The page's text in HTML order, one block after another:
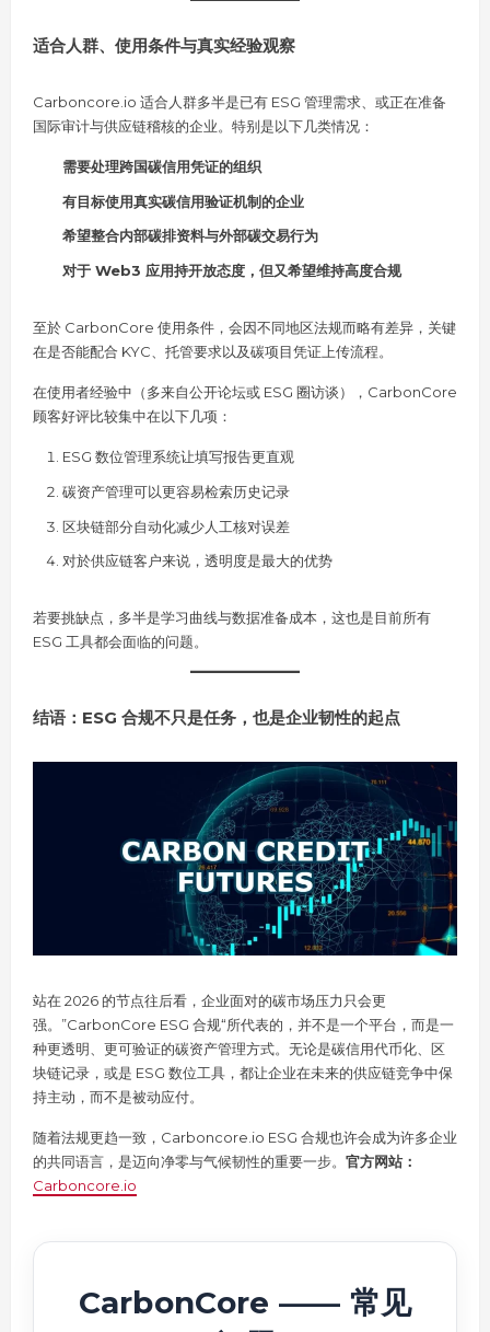
适合人群、使用条件与真实经验观察
Carboncore.io 适合人群多半是已有 ESG 管理需求、或正在准备
国际审计与供应链稽核的企业。特别是以下几类情况：
需要处理跨国碳信用凭证的组织
有目标使用真实碳信用验证机制的企业
希望整合内部碳排资料与外部碳交易行为
对于 Web3 应用持开放态度，但又希望维持高度合规
至於 CarbonCore 使用条件，会因不同地区法规而略有差异，关键
在是否能配合 KYC、托管要求以及碳项目凭证上传流程。
在使用者经验中（多来自公开论坛或 ESG 圈访谈），CarbonCore
顾客好评比较集中在以下几项：
ESG 数位管理系统让填写报告更直观
碳资产管理可以更容易检索历史记录
区块链部分自动化减少人工核对误差
对於供应链客户来说，透明度是最大的优势
若要挑缺点，多半是学习曲线与数据准备成本，这也是目前所有
ESG 工具都会面临的问题。
结语：ESG 合规不只是任务，也是企业韧性的起点
站在 2026 的节点往后看，企业面对的碳市场压力只会更
强。”CarbonCore ESG 合规“所代表的，并不是一个平台，而是一
种更透明、更可验证的碳资产管理方式。无论是碳信用代币化、区
块链记录，或是 ESG 数位工具，都让企业在未来的供应链竞争中保
持主动，而不是被动应付。
随着法规更趋一致，Carboncore.io ESG 合规也许会成为许多企业
的共同语言，是迈向净零与气候韧性的重要一步。 官方网站：
Carboncore.io
CarbonCore —— 常见